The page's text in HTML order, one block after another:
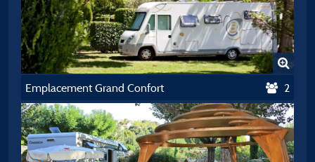
Emplacement Grand Confort 2